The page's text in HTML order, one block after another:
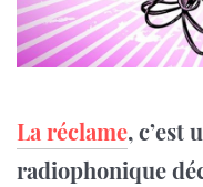
La réclame, c’est
radiophonique